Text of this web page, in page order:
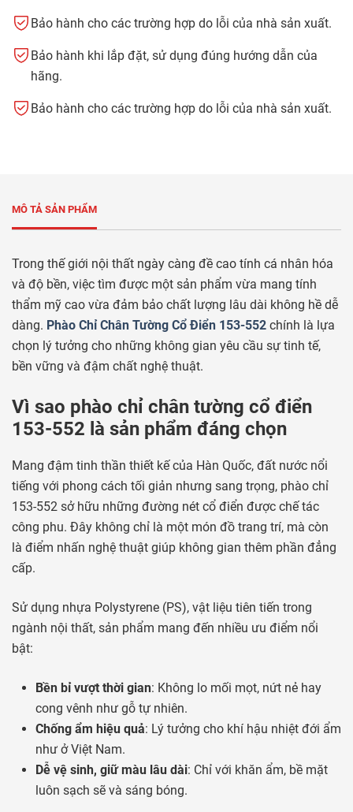
Bảo hành cho các trường hợp do lỗi của nhà sản xuất.
Bảo hành khi lắp đặt, sử dụng đúng hướng dẫn của
hãng.
Bảo hành cho các trường hợp do lỗi của nhà sản xuất.
MÔ TẢ SẢN PHẨM
Trong thế giới nội thất ngày càng đề cao tính cá nhân hóa
và độ bền, việc tìm được một sản phẩm vừa mang tính
thẩm mỹ cao vừa đảm bảo chất lượng lâu dài không hề dễ
dàng. Phào Chỉ Chân Tường Cổ Điển 153-552 chính là lựa
chọn lý tưởng cho những không gian yêu cầu sự tinh tế,
bền vững và đậm chất nghệ thuật.
Vì sao phào chỉ chân tường cổ điển
153-552 là sản phẩm đáng chọn
Mang đậm tinh thần thiết kế của Hàn Quốc, đất nước nổi
tiếng với phong cách tối giản nhưng sang trọng, phào chỉ
153-552 sở hữu những đường nét cổ điển được chế tác
công phu. Đây không chỉ là một món đồ trang trí, mà còn
là điểm nhấn nghệ thuật giúp không gian thêm phần đẳng
cấp.
Sử dụng nhựa Polystyrene (PS), vật liệu tiên tiến trong
ngành nội thất, sản phẩm mang đến nhiều ưu điểm nổi
bật:
Bền bỉ vượt thời gian: Không lo mối mọt, nứt nẻ hay
cong vênh như gỗ tự nhiên.
Chống ẩm hiệu quả: Lý tưởng cho khí hậu nhiệt đới ẩm
như ở Việt Nam.
Dễ vệ sinh, giữ màu lâu dài: Chỉ với khăn ẩm, bề mặt
luôn sạch sẽ và sáng bóng.